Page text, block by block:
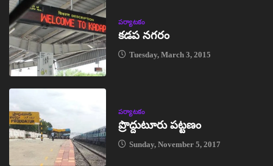
పర్యాటకం
కడప నగరం
Tuesday, March 3, 2015
పర్యాటకం
ప్రొద్దుటూరు పట్టణం
Sunday, November 5, 2017